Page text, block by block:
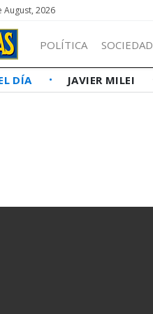
August, 2026
POLÍTICA SOCIEDAD
DÍA JAVIER MILEI